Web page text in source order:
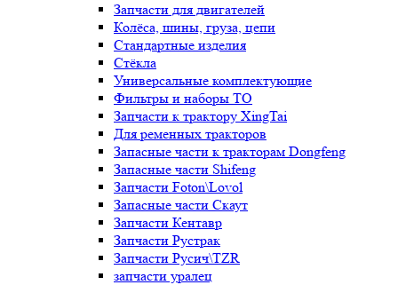
Запчасти для двигателей
Колёса, шины, груза, цепи
Стандартные изделия
Стёкла
Универсальные комплектующие
Фильтры и наборы ТО
Запчасти к трактору XingTai
Для ременных тракторов
Запасные части к тракторам Dongfeng
Запасные части Shifeng
Запчасти Foton\Lovol
Запасные части Скаут
Запчасти Кентавр
Запчасти Рустрак
Запчасти Русич\TZR
запчасти уралец